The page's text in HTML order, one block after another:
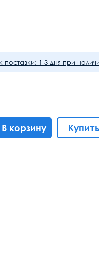
поставки: 1-3 дня при
В корзину